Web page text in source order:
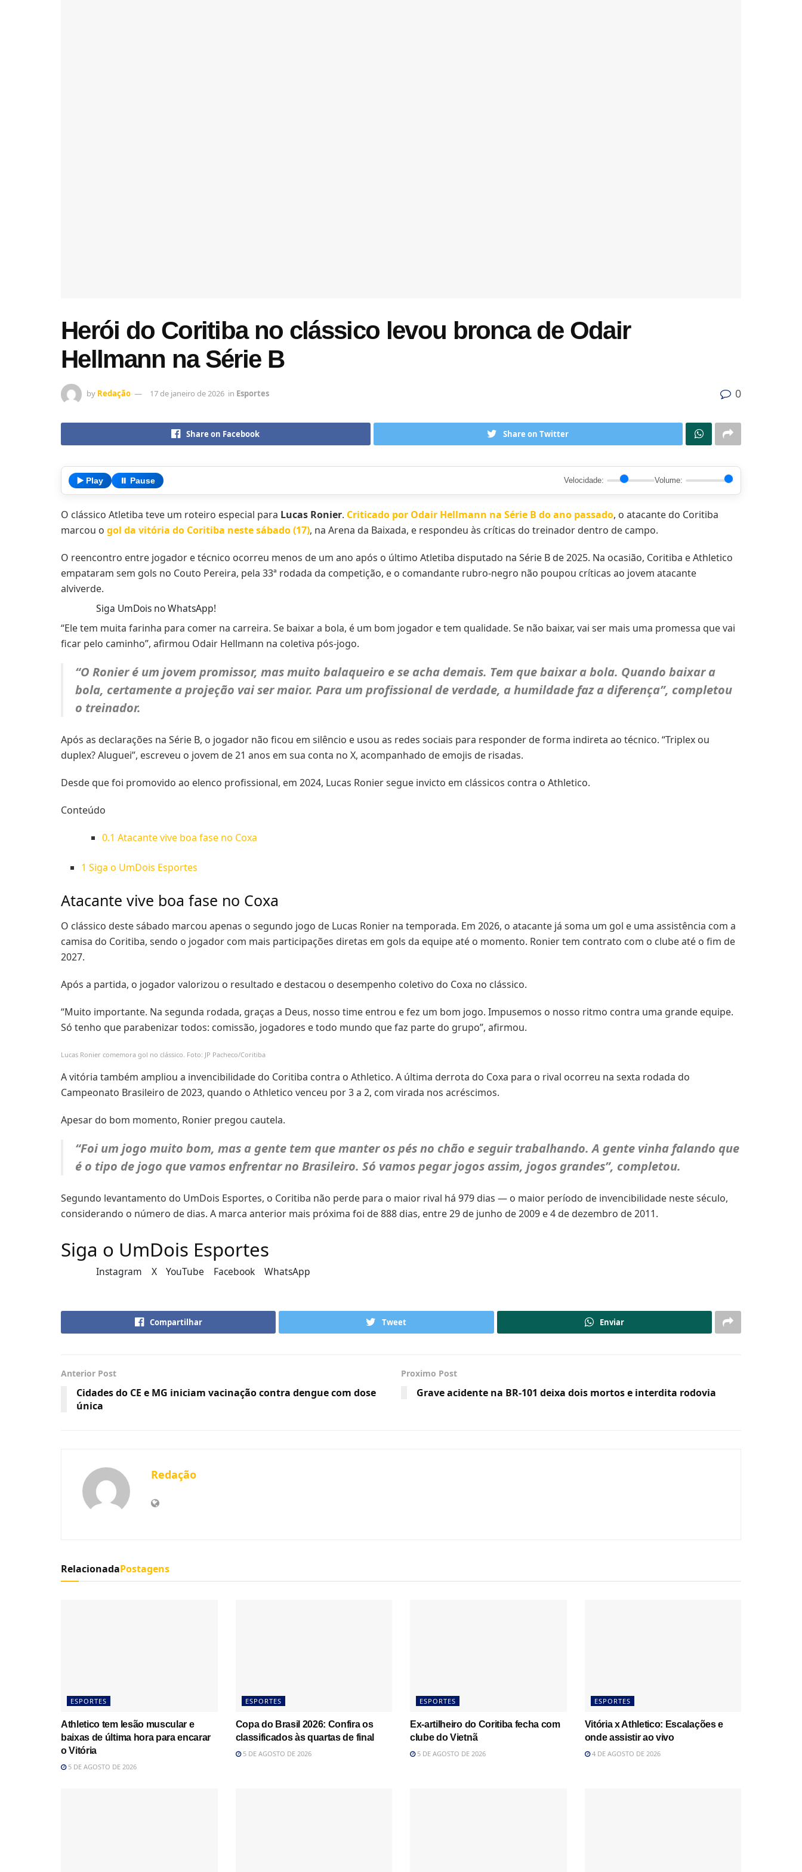
Herói do Coritiba no clássico levou bronca de Odair
Hellmann na Série B
by Redação 17 de janeiro de 2026 in Esportes 0
Share on Facebook Share on Twitter
▶️ Play ⏸️ Pause Velocidade: Volume:
O clássico Atletiba teve um roteiro especial para Lucas Ronier. Criticado por Odair Hellmann na Série B do ano passado, o atacante do Coritiba
marcou o gol da vitória do Coritiba neste sábado (17), na Arena da Baixada, e respondeu às críticas do treinador dentro de campo.
O reencontro entre jogador e técnico ocorreu menos de um ano após o último Atletiba disputado na Série B de 2025. Na ocasião, Coritiba e Athletico
empataram sem gols no Couto Pereira, pela 33ª rodada da competição, e o comandante rubro-negro não poupou críticas ao jovem atacante
alviverde.
Siga UmDois no WhatsApp!
“Ele tem muita farinha para comer na carreira. Se baixar a bola, é um bom jogador e tem qualidade. Se não baixar, vai ser mais uma promessa que vai
ficar pelo caminho”, afirmou Odair Hellmann na coletiva pós-jogo.
“O Ronier é um jovem promissor, mas muito balaqueiro e se acha demais. Tem que baixar a bola. Quando baixar a
bola, certamente a projeção vai ser maior. Para um profissional de verdade, a humildade faz a diferença”, completou
o treinador.
Após as declarações na Série B, o jogador não ficou em silêncio e usou as redes sociais para responder de forma indireta ao técnico. “Triplex ou
duplex? Aluguei”, escreveu o jovem de 21 anos em sua conta no X, acompanhado de emojis de risadas.
Desde que foi promovido ao elenco profissional, em 2024, Lucas Ronier segue invicto em clássicos contra o Athletico.
Conteúdo
0.1 Atacante vive boa fase no Coxa
1 Siga o UmDois Esportes
Atacante vive boa fase no Coxa
O clássico deste sábado marcou apenas o segundo jogo de Lucas Ronier na temporada. Em 2026, o atacante já soma um gol e uma assistência com a
camisa do Coritiba, sendo o jogador com mais participações diretas em gols da equipe até o momento. Ronier tem contrato com o clube até o fim de
2027.
Após a partida, o jogador valorizou o resultado e destacou o desempenho coletivo do Coxa no clássico.
“Muito importante. Na segunda rodada, graças a Deus, nosso time entrou e fez um bom jogo. Impusemos o nosso ritmo contra uma grande equipe.
Só tenho que parabenizar todos: comissão, jogadores e todo mundo que faz parte do grupo”, afirmou.
Lucas Ronier comemora gol no clássico. Foto: JP Pacheco/Coritiba
A vitória também ampliou a invencibilidade do Coritiba contra o Athletico. A última derrota do Coxa para o rival ocorreu na sexta rodada do
Campeonato Brasileiro de 2023, quando o Athletico venceu por 3 a 2, com virada nos acréscimos.
Apesar do bom momento, Ronier pregou cautela.
“Foi um jogo muito bom, mas a gente tem que manter os pés no chão e seguir trabalhando. A gente vinha falando que
é o tipo de jogo que vamos enfrentar no Brasileiro. Só vamos pegar jogos assim, jogos grandes”, completou.
Segundo levantamento do UmDois Esportes, o Coritiba não perde para o maior rival há 979 dias — o maior período de invencibilidade neste século,
considerando o número de dias. A marca anterior mais próxima foi de 888 dias, entre 29 de junho de 2009 e 4 de dezembro de 2011.
Siga o UmDois Esportes
Instagram X YouTube Facebook WhatsApp
Compartilhar Tweet Enviar
Anterior Post
Cidades do CE e MG iniciam vacinação contra dengue com dose
única
Proximo Post
Grave acidente na BR-101 deixa dois mortos e interdita rodovia
Redação
RelacionadaPostagens
ESPORTES
Athletico tem lesão muscular e
baixas de última hora para encarar
o Vitória
5 DE AGOSTO DE 2026
ESPORTES
Copa do Brasil 2026: Confira os
classificados às quartas de final
5 DE AGOSTO DE 2026
ESPORTES
Ex-artilheiro do Coritiba fecha com
clube do Vietnã
5 DE AGOSTO DE 2026
ESPORTES
Vitória x Athletico: Escalações e
onde assistir ao vivo
4 DE AGOSTO DE 2026